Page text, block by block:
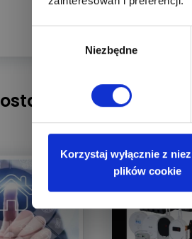
Niezbędne
Korzystaj wyłącznie z
plików cookie
szkolenia